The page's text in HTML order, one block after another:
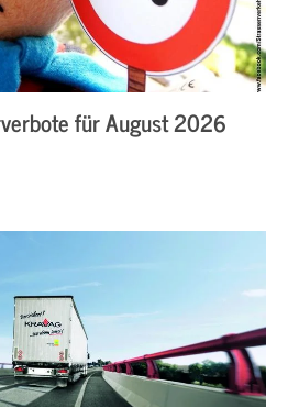
für August 2026